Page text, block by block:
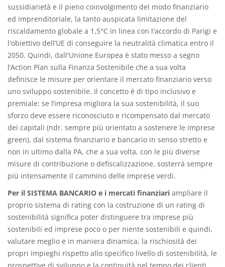
sussidiarietà e il pieno coinvolgimento del modo finanziario
ed imprenditoriale, la tanto auspicata limitazione del
riscaldamento globale a 1,5°C in linea con l'accordo di Parigi e
l'obiettivo dell’UE di conseguire la neutralità climatica entro il
2050. Quindi, dall'Unione Europea è stato messo a segno
l’Action Plan sulla Finanza Sostenibile che a sua volta
definisce le misure per orientare il mercato finanziario verso
uno sviluppo sostenibile. Il concetto è di tipo inclusivo e
premiale: se l’impresa migliora la sua sostenibilità, il suo
sforzo deve essere riconosciuto e ricompensato dal mercato
dei capitali (ndr. sempre più orientato a sostenere le imprese
green), dal sistema finanziario e bancario in senso stretto e
non in ultimo dalla PA, che a sua volta, con le più diverse
misure di contribuzione o defiscalizzazione, sosterrà sempre
più intensamente il cammino delle imprese verdi.
Per il SISTEMA BANCARIO e i mercati finanziari ampliare il
proprio sistema di rating con la costruzione di un rating di
sostenibilità significa poter distinguere tra imprese più
sostenibili ed imprese poco o per niente sostenibili e quindi,
valutare meglio e in maniera dinamica, la rischiosità dei
propri impieghi rispetto allo specifico livello di sostenibilità, le